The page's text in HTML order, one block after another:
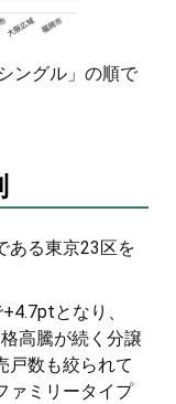
ングル」の順で
ある東京23区を
となり、
高騰が続く分譲
戸数も絞られて
ァミリータイプ